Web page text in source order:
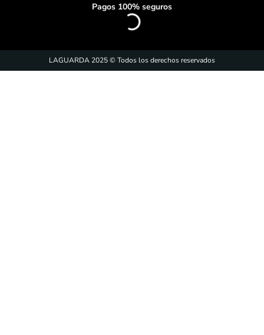
Pagos 100% seguros
LAGUARDA 2025 © Todos los derechos reservados